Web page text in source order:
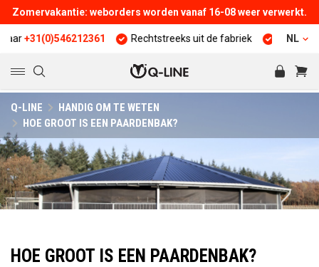
Zomervakantie: weborders worden vanaf 16-08 weer verwerkt.
Rechtstreeks uit de fabriek 25 jaar ervaring
NL
Q-LINE
HANDIG OM TE WETEN
HOE GROOT IS EEN PAARDENBAK?
HOE GROOT IS EEN PAARDENBAK?